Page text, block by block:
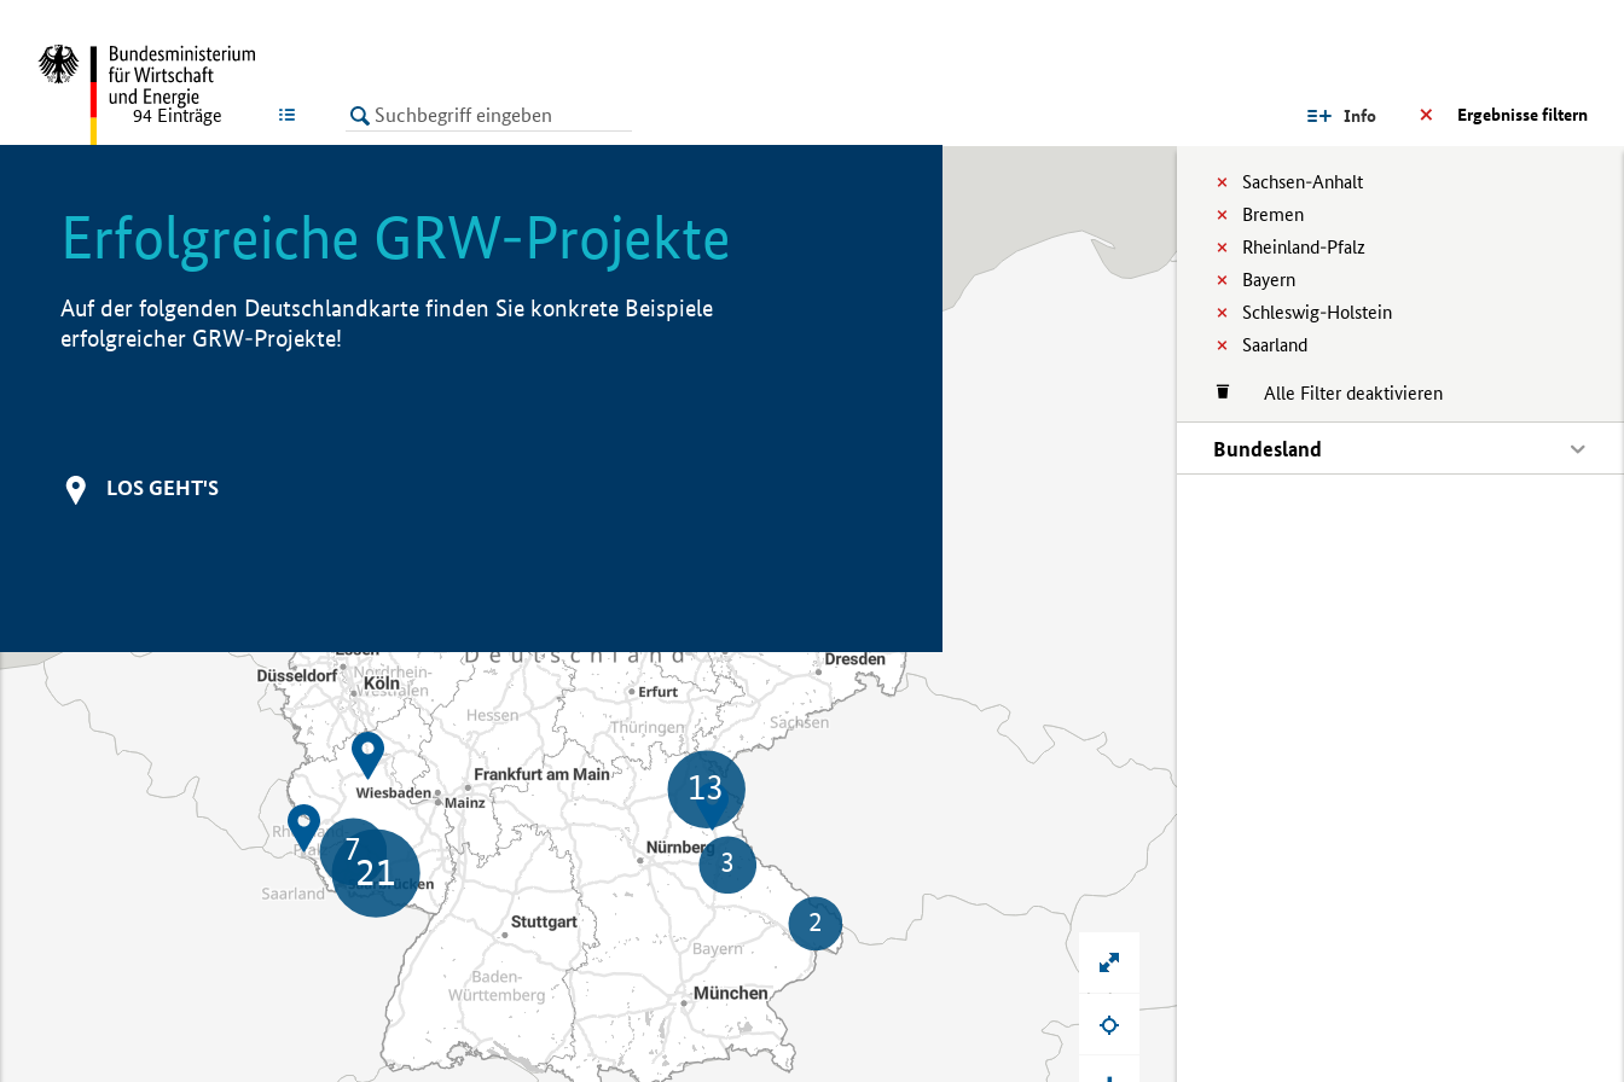
LISTE Ergebnisse filtern
Info
Sachsen-Anhalt
Bremen
Rheinland-Pfalz
Bayern
Schleswig-Holstein
Saarland
Alle Filter deaktivieren
Bundesland
94 Einträge
Erfolgreiche GRW-Projekte
Auf der folgenden Deutschlandkarte finden Sie konkrete Beispiele
erfolgreicher GRW-Projekte!
LOS GEHT'S